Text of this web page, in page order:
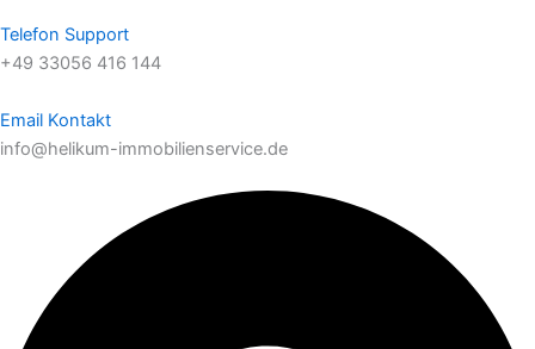
Telefon Support
+49 33056 416 144
Email Kontakt
info@helikum-immobilienservice.de